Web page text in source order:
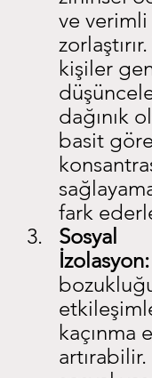
ve
kişiler
dağınık
basit
fark
Sosyal
İzolasyon:
kaçınma